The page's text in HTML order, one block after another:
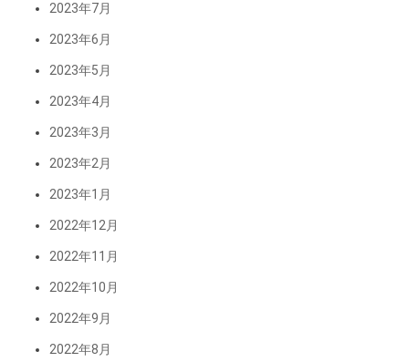
2023年7月
2023年6月
2023年5月
2023年4月
2023年3月
2023年2月
2023年1月
2022年12月
2022年11月
2022年10月
2022年9月
2022年8月